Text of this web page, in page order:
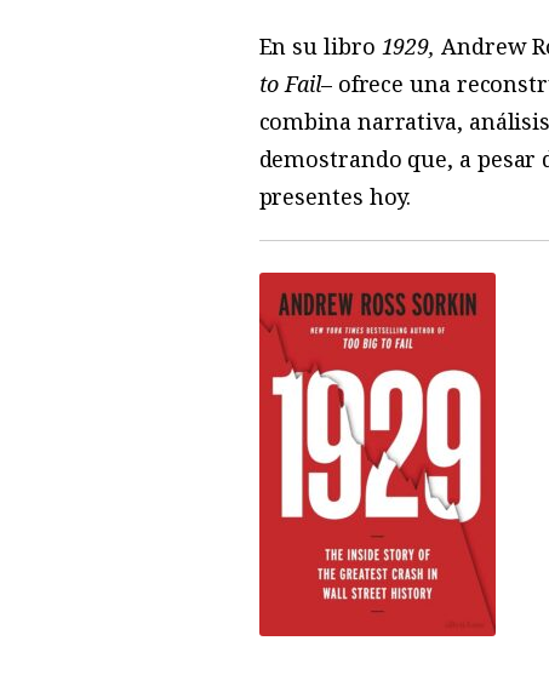
En su libro 1929, Andrew
to Fail– ofrece una
combina narrativa,
demostrando que, a
presentes hoy.